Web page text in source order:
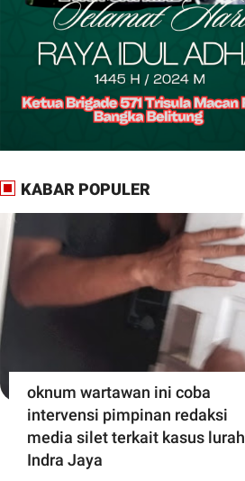
KABAR POPULER
oknum wartawan ini coba
intervensi pimpinan redaksi
media silet terkait kasus lurah
Indra Jaya